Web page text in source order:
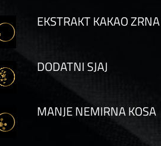
EKSTRAKT KAKAO ZRNA
DODATNI SJAJ
MANJE NEMIRNA KOSA